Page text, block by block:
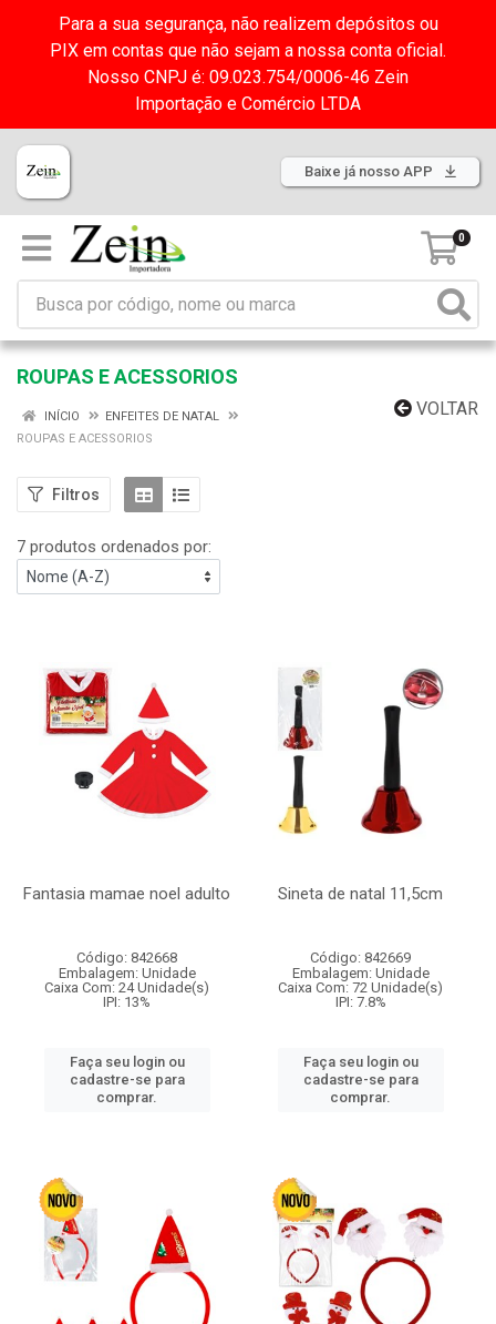
Para a sua segurança, não realizem depósitos ou
PIX em contas que não sejam a nossa conta oficial.
Nosso CNPJ é: 09.023.754/0006-46 Zein
Importação e Comércio LTDA
Baixe já nosso APP
0
ROUPAS E ACESSORIOS
VOLTAR
INÍCIO
ENFEITES DE NATAL
ROUPAS E ACESSORIOS
Filtros
7 produtos ordenados por:
Fantasia mamae noel adulto
Código: 842668
Embalagem: Unidade
Caixa Com: 24 Unidade(s)
IPI: 13%
Faça seu login ou
cadastre-se para
comprar.
Sineta de natal 11,5cm
Código: 842669
Embalagem: Unidade
Caixa Com: 72 Unidade(s)
IPI: 7.8%
Faça seu login ou
cadastre-se para
comprar.